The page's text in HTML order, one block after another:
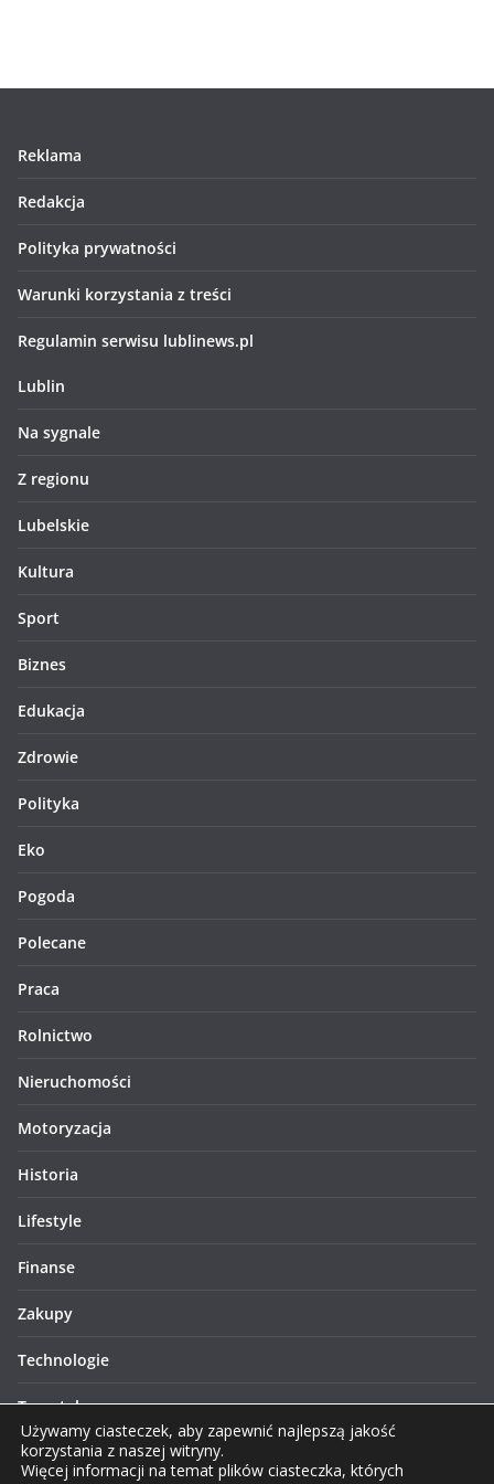
Reklama
Redakcja
Polityka prywatności
Warunki korzystania z treści
Regulamin serwisu lublinews.pl
Lublin
Na sygnale
Z regionu
Lubelskie
Kultura
Sport
Biznes
Edukacja
Zdrowie
Polityka
Eko
Pogoda
Polecane
Praca
Rolnictwo
Nieruchomości
Motoryzacja
Historia
Lifestyle
Finanse
Zakupy
Technologie
Turystyka
Używamy ciasteczek, aby zapewnić najlepszą jakość
korzystania z naszej witryny.
Więcej informacji na temat plików ciasteczka, których